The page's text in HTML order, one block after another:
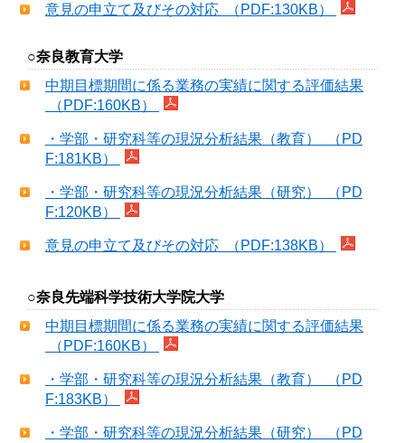
意見の申立て及びその対応 （PDF:130KB）
○奈良教育大学
中期目標期間に係る業務の実績に関する評価結果
（PDF:160KB）
・学部・研究科等の現況分析結果（教育） （PD
F:181KB）
・学部・研究科等の現況分析結果（研究） （PD
F:120KB）
意見の申立て及びその対応 （PDF:138KB）
○奈良先端科学技術大学院大学
中期目標期間に係る業務の実績に関する評価結果
（PDF:160KB）
・学部・研究科等の現況分析結果（教育） （PD
F:183KB）
・学部・研究科等の現況分析結果（研究） （PD